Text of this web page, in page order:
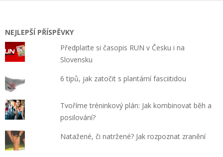
NEJLEPŠÍ PŘÍSPĚVKY
Předplaťte si časopis RUN v Česku i na
Slovensku
6 tipů, jak zatočit s plantární fasciitidou
Tvoříme tréninkový plán: Jak kombinovat běh a
posilování?
Natažené, či natržené? Jak rozpoznat zranění